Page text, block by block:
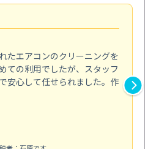
たエアコンのクリーニングを
ての利用でしたが、スタッフ
安心して任せられました。作